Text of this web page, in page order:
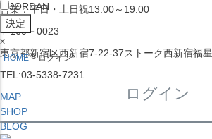
営業：平日・土日祝13:00～19:00
〒160－0023
東京都新宿区西新宿7-22-37ストーク西新宿福
TEL:03-5338-7231
MAP
SHOP
BLOG
JORDAN
x
HOME ログイン
ログイン